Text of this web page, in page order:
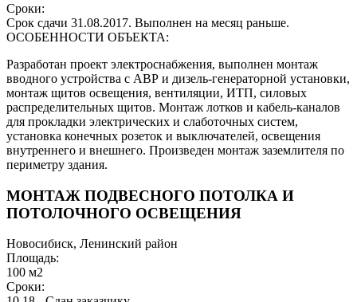
Сроки:
Срок сдачи 31.08.2017. Выполнен на месяц раньше.
ОСОБЕННОСТИ ОБЪЕКТА:
Разработан проект электроснабжения, выполнен монтаж
вводного устройства с АВР и дизель-генераторной установки,
монтаж щитов освещения, вентиляции, ИТП, силовых
распределительных щитов. Монтаж лотков и кабель-каналов
для прокладки электрических и слаботочных систем,
установка конечных розеток и выключателей, освещения
внутреннего и внешнего. Произведен монтаж заземлителя по
периметру здания.
МОНТАЖ ПОДВЕСНОГО ПОТОЛКА И
ПОТОЛОЧНОГО ОСВЕЩЕНИЯ
Новосибиск, Ленинский район
Площадь:
100 м2
Сроки: